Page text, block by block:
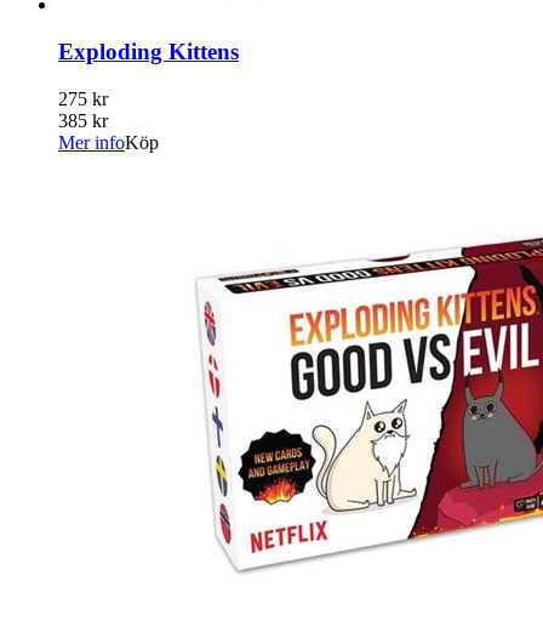
Exploding Kittens
275 kr
385 kr
Mer infoKöp